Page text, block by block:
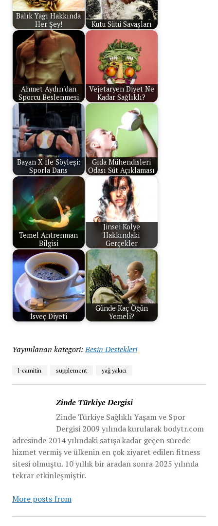
Balık Yağı Hakkında
Her Şey!
Kutu Sütü Savaşları
Ahmet Aydın'dan
Sporcu Beslenmesi
Vejetaryen Diyet Ne
Kadar Sağlıklı?
Bayan X İle Söyleşi:
Sporla Dans
Gıda Mühendisleri
Odası Süt Açıklaması
Temel Antrenman
Bilgisi
Jinsei Kolye
Hakkındaki
Gerçekler
İsveç Diyeti
Günde Kaç Öğün
Yemeli?
Yayımlanan kategori: Besin Destekleri
l-carnitin supplement yağ yakıcı
Zinde Türkiye Dergisi
Zinde Türkiye Sağlıklı Yaşam ve Spor
Dergisi 2009 yılında kurularak bodytr.com
adresinde 2014 yılındaki satışa kadar geçen sürede
hizmet vermiş ve ülkenin en çok ziyaret edilen fitness
sitesi olmuştu. 10 yıllık bir aradan sonra 2025 yılında
tekrar etkinleşmiştir.
More posts from